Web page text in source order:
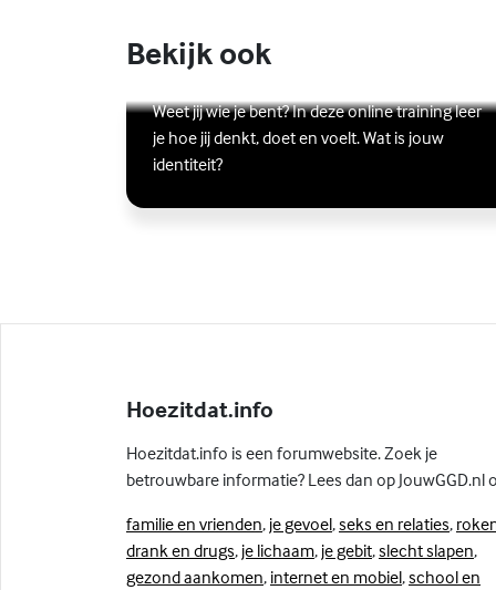
Bekijk ook
Online zelfhulptraining - Wie ben
Weet jij wie je bent? In deze online training leer
je hoe jij denkt, doet en voelt. Wat is jouw
identiteit?
Lees meer over Online zelfhulptraining - Wie ben ik?
(Externe link)
Hoezitdat.info
Hoezitdat.info is een forumwebsite. Zoek je
betrouwbare informatie? Lees dan op JouwGGD.nl
familie en vrienden, je gevoel,seks en relaties,
drank en drugs, je lichaam, je gebit,slecht slapen,
gezond aankomen, internet en mobiel,school en